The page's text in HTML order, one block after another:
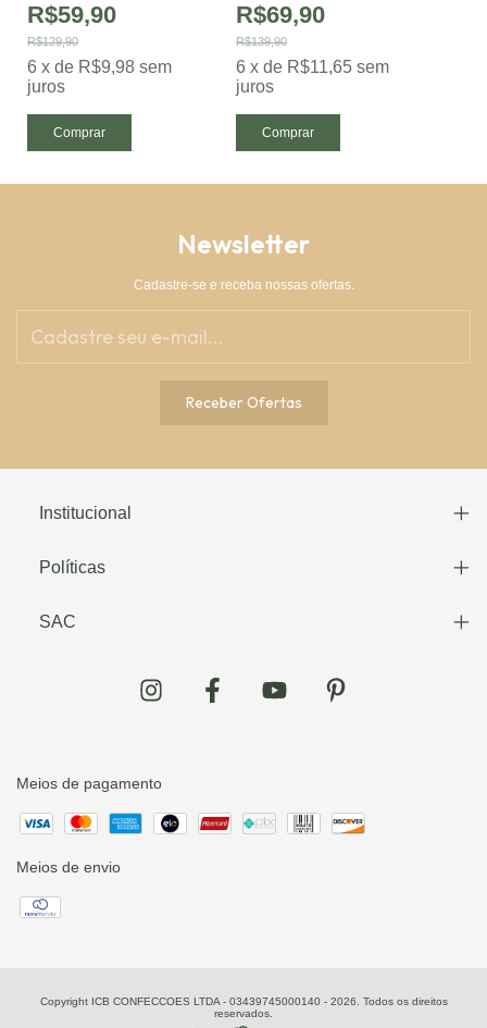
R$59,90
R$129,90
6 x de R$9,98 sem
juros
Comprar
R$69,90
R$139,90
6 xde R$11,65 sem
juros
Comprar
Newsletter
Cadastre-se e receba nossas ofertas.
Institucional
Políticas
SAC
Meios de pagamento
Meios de envio
Copyright ICB CONFECCOES LTDA - 03439745000140 - 2026. Todos os direitos
reservados.